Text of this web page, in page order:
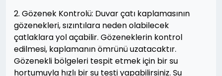
2. Gözenek Kontrolü: Duvar çatı kaplamasının
gözenekleri, sızıntılara neden olabilecek
çatlaklara yol açabilir. Gözeneklerin kontrol
edilmesi, kaplamanın ömrünü uzatacaktır.
Gözenekli bölgeleri tespit etmek için bir su
hortumuyla hızlı bir su testi yapabilirsiniz. Su